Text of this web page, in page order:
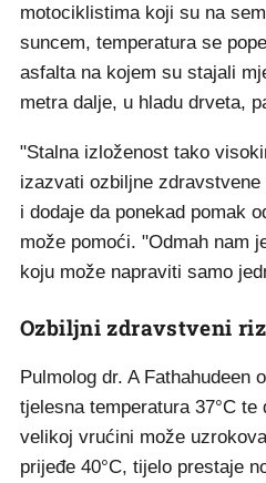
motociklistima koji su na
suncem, temperatura se
asfalta na kojem su stajali
metra dalje, u hladu drveta,
"Stalna izloženost tako
izazvati ozbiljne
i dodaje da ponekad pomak
može pomoći. "Odmah nam
koju može napraviti samo
Ozbiljni zdravstveni
Pulmolog dr. A Fathahudeen
tjelesna temperatura 37°C te
velikoj vrućini može
prijeđe 40°C, tijelo prestaje